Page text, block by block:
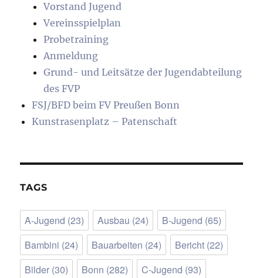
Vorstand Jugend
Vereinsspielplan
Probetraining
Anmeldung
Grund- und Leitsätze der Jugendabteilung
des FVP
FSJ/BFD beim FV Preußen Bonn
Kunstrasenplatz – Patenschaft
TAGS
A-Jugend (23) Ausbau (24) B-Jugend (65)
Bambini (24) Bauarbeiten (24) Bericht (22)
Bilder (30) Bonn (282) C-Jugend (93)